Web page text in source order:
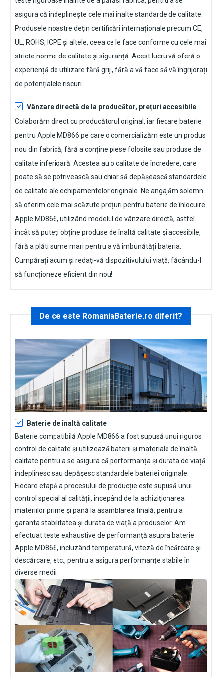
asigura că îndeplinește cele mai înalte standarde de calitate.
Produsele noastre dețin certificări internaționale precum CE,
UL, ROHS, ICPE și altele, ceea ce le face conforme cu cele mai
stricte norme de calitate și siguranță. Acest lucru vă oferă o
experiență de utilizare fără griji, fără a vă face să vă îngrijorați
de potențialele riscuri.
Vânzare directă de la producător, prețuri accesibile
Colaborăm direct cu producătorul original, iar fiecare baterie
pentru Apple MD866 pe care o comercializăm este un produs
nou din fabrică, fără a conține piese folosite sau produse de
calitate inferioară. Acestea au o calitate de încredere, care
poate să se potrivească sau chiar să depășească standardele
de calitate ale echipamentelor originale. Ne angajăm solemn
să oferim cele mai scăzute prețuri pentru baterie de înlocuire
Apple MD866, utilizând modelul de vânzare directă, astfel
încât să puteți obține produse de înaltă calitate și accesibile,
fără a plăti sume mari pentru a vă îmbunătăți bateria.
Cumpărați acum și redați-vă dispozitivulului viață, făcându-l
să funcționeze eficient din nou!
De ce este RomaniaBaterie.ro diferit?
Baterie de înaltă calitate
Baterie compatibilă Apple MD866 a fost supusă unui riguros
control de calitate și utilizează baterii și materiale de înaltă
calitate pentru a se asigura că performanța și durata de viață
îndeplinesc sau depășesc standardele bateriei originale.
Fiecare etapă a procesului de producție este supusă unui
control special al calității, începând de la achiziționarea
materiilor prime și până la asamblarea finală, pentru a
garanta stabilitatea și durata de viață a produselor. Am
efectuat teste exhaustive de performanță asupra baterie
Apple MD866, incluzând temperatură, viteză de încărcare și
descărcare, etc., pentru a asigura performanțe stabile în
diverse medii.